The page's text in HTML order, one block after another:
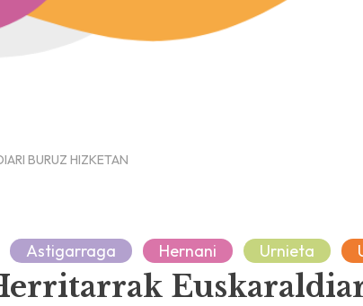
BURUZ HIZKETAN
Astigarraga Hernani Urnieta